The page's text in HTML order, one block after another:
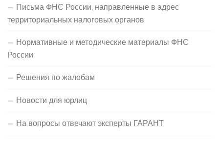
Письма ФНС России, направленные в адрес
территориальных налоговых органов
Нормативные и методические материалы ФНС
России
Решения по жалобам
Новости для юрлиц
На вопросы отвечают эксперты ГАРАНТ